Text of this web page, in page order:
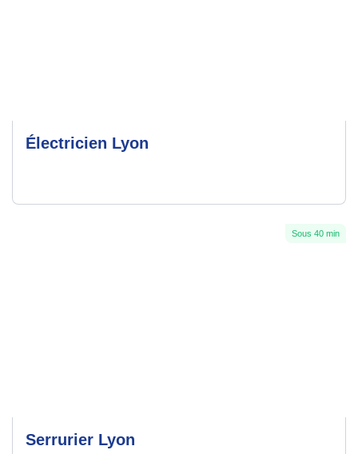
Électricien Lyon
Sous 40 min
Serrurier Lyon